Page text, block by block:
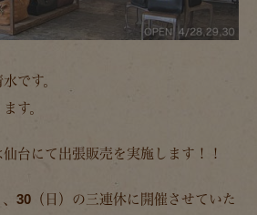
です。
す。
台にて出張販売を実施します！！
30（日）の三連休に開催させていた